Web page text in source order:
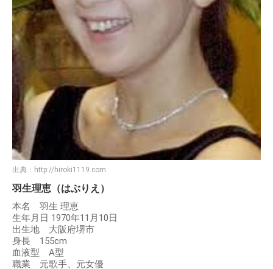
出典： http://hiroki1119.com
羽生理恵（はぶりえ）
本名 羽生 理恵
生年月日 1970年11月10日
出生地 大阪府堺市
身長 155cm
血液型 A型
職業 元歌手、元女優